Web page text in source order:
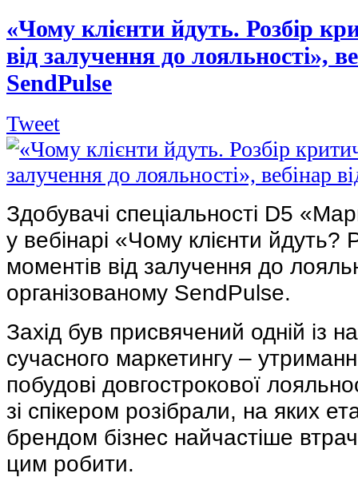
«Чому клієнти йдуть. Розбір
від залучення до лояльності»,
SendPulse
Tweet
Здобувачі спеціальності D5
у вебінарі «Чому клієнти йдуть?
моментів від залучення до
організованому SendPulse.
Захід був присвячений одній із
сучасного маркетингу –
побудові довгострокової
зі спікером розібрали, на яких
брендом бізнес найчастіше
цим робити.